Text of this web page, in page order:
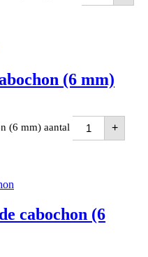
(6 mm)
(6 mm) aantal +
cabochon (6